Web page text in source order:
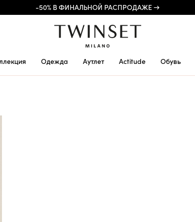
-50% В ФИНАЛЬНОЙ РАСПРОДАЖЕ →
Одежда Аутлет Actitude Обувь